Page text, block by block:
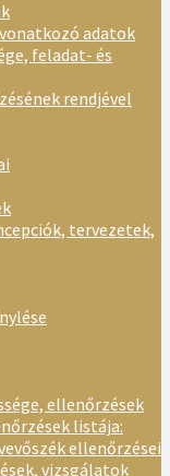
adatok
feladat- és
rendjével
tervezetek,
ellenőrzések
listája:
ellenőrzései
vizsgálatok